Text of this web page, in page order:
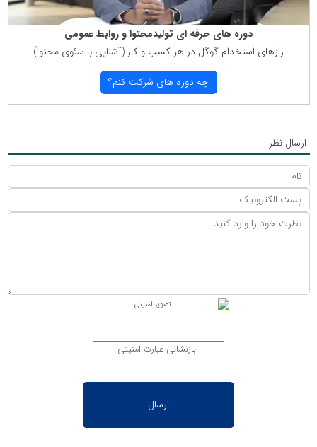
دوره های حرفه ای تولیدمحتوا و روابط عمومی
رازهای استخدام گوگل در هر كسب و كار (آشنایی با سئوی محتوا)
چه دوره های شركت كنم؟
ارسال نظر
بازنشانی عبارت امنیتی